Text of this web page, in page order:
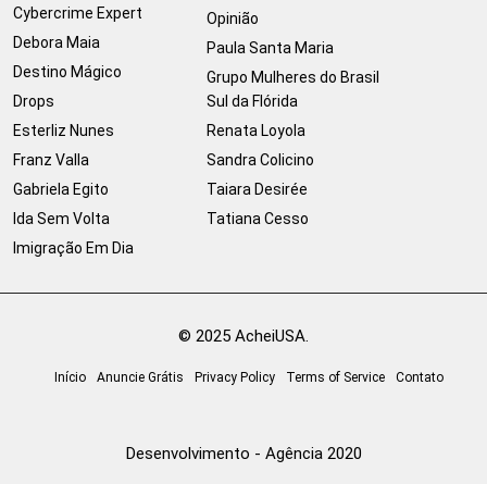
Cybercrime Expert
Debora Maia
Destino Mágico
Drops
Esterliz Nunes
Franz Valla
Gabriela Egito
Ida Sem Volta
Imigração Em Dia
Opinião
Paula Santa Maria
Grupo Mulheres do Brasil
Sul da Flórida
Renata Loyola
Sandra Colicino
Taiara Desirée
Tatiana Cesso
© 2025 AcheiUSA.
Início Anuncie Grátis Privacy Policy Terms of Service Contato
Desenvolvimento - Agência 2020